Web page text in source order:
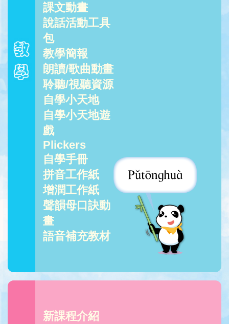
課文動畫
說話活動工具
包
教學簡報
朗讀/歌曲動畫
聆聽/視聽資源
自學小天地
自學小天地遊
戲
Plickers
自學手冊
拼音工作紙
增潤工作紙
聲韻母口訣動
畫
語音補充教材
新課程介紹